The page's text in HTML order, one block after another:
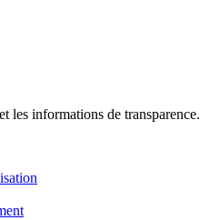
les informations de transparence.